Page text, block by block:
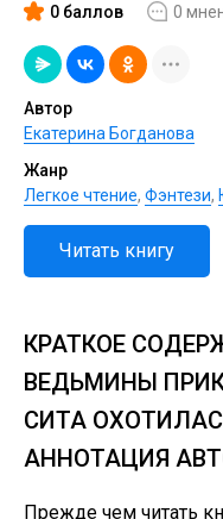
0 баллов 0
Автор
Екатерина Богданова
Жанр
Легкое чтение, Фэнтези,
Читать книгу
КРАТКОЕ
ВЕДЬМИНЫ
СИТА
АННОТАЦИЯ
Прежде чем читать